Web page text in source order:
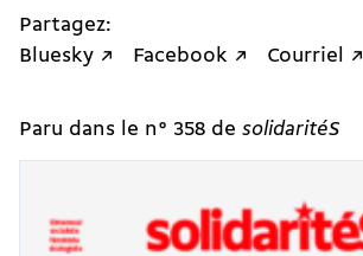
Partagez:
Bluesky ↗
Facebook ↗ Courriel ↗
Paru dans le n° 358 de solidaritéS